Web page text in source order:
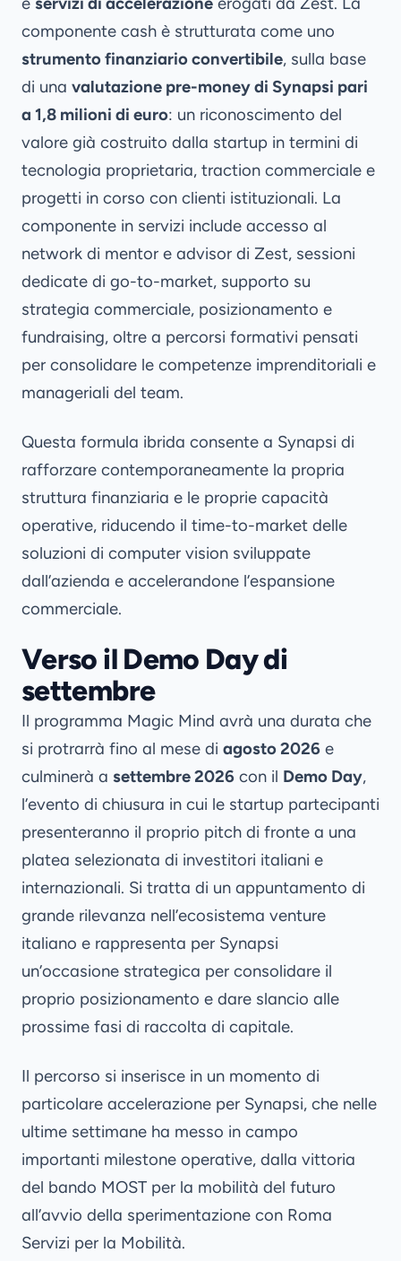
componente cash è strutturata come uno
strumento finanziario convertibile, sulla base
di una valutazione pre-money di Synapsi pari
a 1,8 milioni di euro: un riconoscimento del
valore già costruito dalla startup in termini di
tecnologia proprietaria, traction commerciale e
progetti in corso con clienti istituzionali. La
componente in servizi include accesso al
network di mentor e advisor di Zest, sessioni
dedicate di go-to-market, supporto su
strategia commerciale, posizionamento e
fundraising, oltre a percorsi formativi pensati
per consolidare le competenze imprenditoriali e
manageriali del team.
Questa formula ibrida consente a Synapsi di
rafforzare contemporaneamente la propria
struttura finanziaria e le proprie capacità
operative, riducendo il time-to-market delle
soluzioni di computer vision sviluppate
dall’azienda e accelerandone l’espansione
commerciale.
Verso il Demo Day di
settembre
Il programma Magic Mind avrà una durata che
si protrarrà fino al mese di agosto 2026 e
culminerà a settembre 2026 con il Demo Day,
l’evento di chiusura in cui le startup partecipanti
presenteranno il proprio pitch di fronte a una
platea selezionata di investitori italiani e
internazionali. Si tratta di un appuntamento di
grande rilevanza nell’ecosistema venture
italiano e rappresenta per Synapsi
un’occasione strategica per consolidare il
proprio posizionamento e dare slancio alle
prossime fasi di raccolta di capitale.
Il percorso si inserisce in un momento di
particolare accelerazione per Synapsi, che nelle
ultime settimane ha messo in campo
importanti milestone operative, dalla vittoria
del bando MOST per la mobilità del futuro
all’avvio della sperimentazione con Roma
Servizi per la Mobilità.